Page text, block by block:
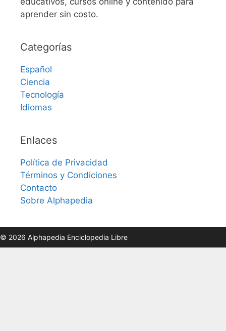
aprender sin costo.
Categorías
Español
Ciencia
Tecnología
Idiomas
Enlaces
Política de Privacidad
Términos y Condiciones
Contacto
Sobre Alphapedia